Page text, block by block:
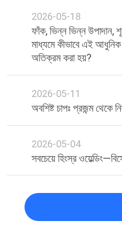
2026-05-18
ফাঁক, ভিন্ন ভিন্ন উপাদান,
মাধ্যমে কীভাবে এই
অতিক্রম করা হয়?
2026-05-11
অবশিষ্ট চাপঃ প্রজন্ম থেকে
2026-05-04
সবচেয়ে হিংস্র